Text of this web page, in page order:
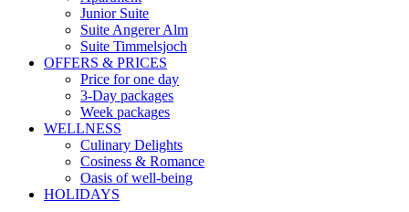
Junior Suite
Suite Angerer Alm
Suite Timmelsjoch
OFFERS & PRICES
Price for one day
3-Day packages
Week packages
WELLNESS
Culinary Delights
Cosiness & Romance
Oasis of well-being
HOLIDAYS